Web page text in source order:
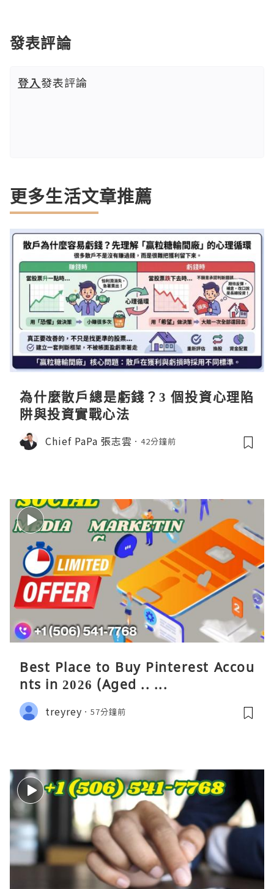
發表評論
登入發表評論
更多生活文章推薦
為什麼散戶總是虧錢？3 個投資心理陷
阱與投資實戰心法
Chief PaPa 張志雲 42分鐘前
Best Place to Buy Pinterest Accou
nts in 2026 (Aged .. ...
treyrey 57分鐘前